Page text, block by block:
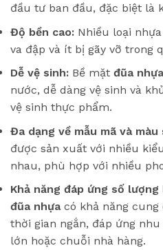
đầu tư ban đầu, đặc biệt là
Độ bền cao: Nhiều loại
va đập và ít bị gãy vỡ trong
Dễ vệ sinh: Bề mặt đũa nhựa
nước, dễ dàng vệ sinh và
vệ sinh thực phẩm.
Đa dạng về mẫu mã và màu
được sản xuất với nhiều
nhau, phù hợp với nhiều
Khả năng đáp ứng số lượng
đũa nhựacó khả năng cung
thời gian ngắn, đáp ứng
lớn hoặc chuỗi nhà hàng.